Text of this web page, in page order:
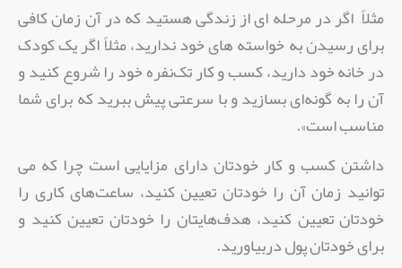
مثلاً اگر در مرحله ای از زندگی هستید که در آن زمان کافی
برای رسیدن به خواسته های خود ندارید،‌ مثلاً اگر یک کودک
در خانه خود دارید، کسب و کار تک‌نفره خود را شروع کنید و
آن را به گونه‌ای بسازید و با سرعتی پیش ببرید که برای شما
مناسب است».
داشتن کسب و کار خودتان دارای مزایایی است چرا که می
توانید زمان آن را خودتان تعیین کنید، ‌ساعت‌های کاری را
خودتان تعیین کنید، هدف‌هایتان را خودتان تعیین کنید و
برای خودتان پول در‌بیاورید.